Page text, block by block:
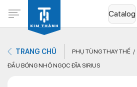
Catalog
TRANG CHỦ PHỤ TÙNG THAY THẾ
ĐẦU BÓNG NHỎ NGỌC ĐĨA SIRIUS